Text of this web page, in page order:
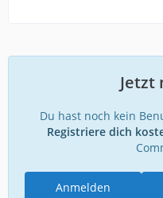
Jetzt
Du hast noch kein
Registriere dich
Anmelden